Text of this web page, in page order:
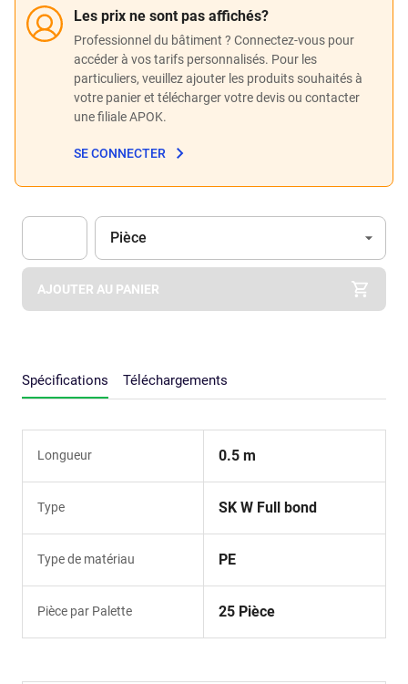
Les prix ne sont pas affichés?
Professionnel du bâtiment ? Connectez-vous pour
accéder à vos tarifs personnalisés. Pour les
particuliers, veuillez ajouter les produits souhaités à
votre panier et télécharger votre devis ou contacter
une filiale APOK.
SE CONNECTER
Apok.Product.Detail.AddToCart.Quantity (Optionnel)
Unité
Pièce
AJOUTER AU PANIER
Spécifications Téléchargements
Longueur 0.5 m
Type SK W Full bond
Type de matériau PE
Pièce par Palette 25 Pièce